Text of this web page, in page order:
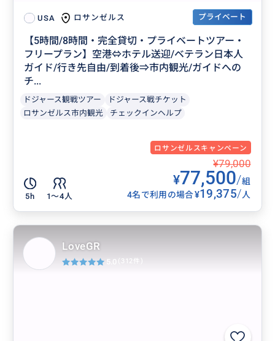
USA ロサンゼルス プライベート
【5時間/8時間・完全貸切・プライベートツアー・
フリープラン】空港⇔ホテル送迎/ベテラン日本人
ガイド/行き先自由/到着後⇒市内観光/ガイドへの
チ...
ドジャース観戦ツアー
ドジャース戦チケット
ロサンゼルス市内観光
チェックインヘルプ
ロサンゼルスキャンペーン
5h 1〜4人
¥79,000
¥77,500/組
4名で利用の場合¥19,375/人
LoveGR
5.0 (312件)